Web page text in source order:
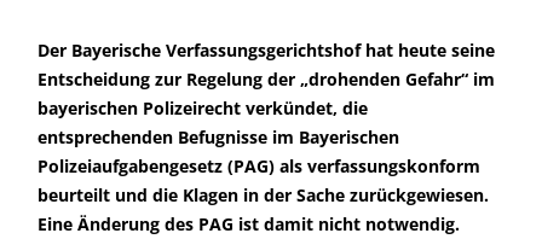
Der Bayerische Verfassungsgerichtshof hat heute seine
Entscheidung zur Regelung der „drohenden Gefahr“ im
bayerischen Polizeirecht verkündet, die
entsprechenden Befugnisse im Bayerischen
Polizeiaufgabengesetz (PAG) als verfassungskonform
beurteilt und die Klagen in der Sache zurückgewiesen.
Eine Änderung des PAG ist damit nicht notwendig.